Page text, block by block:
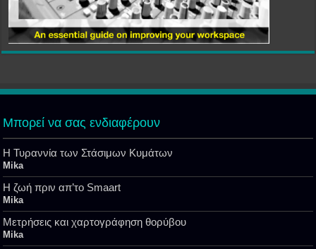
Μπορεί να σας ενδιαφέρουν
Η Τυραννία των Στάσιμων Κυμάτων
Mika
Η ζωή πριν απ’το Smaart
Mika
Μετρήσεις και χαρτογράφηση θορύβου
Mika